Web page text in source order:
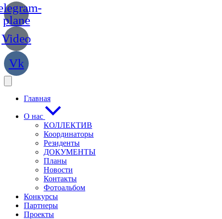
plane
Video
Vk
Главная
О нас
КОЛЛЕКТИВ
Координаторы
Резиденты
ДОКУМЕНТЫ
Планы
Новости
Контакты
Фотоальбом
Конкурсы
Партнеры
Проекты